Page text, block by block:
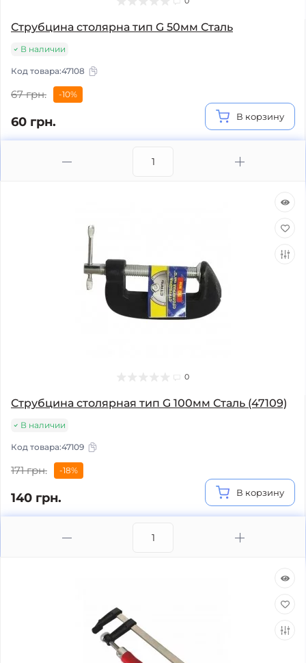
Струбцина столярна тип G 50мм Сталь
В наличии
Код товара:47108
67 грн. -10%
60 грн. В корзину
0
Струбцина столярная тип G 100мм Сталь (47109)
В наличии
Код товара:47109
171 грн. -18%
140 грн. В корзину